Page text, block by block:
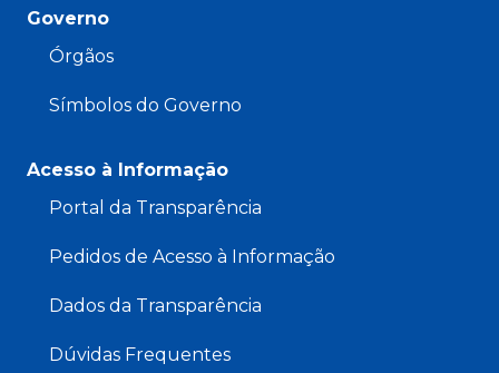
Governo
Órgãos
Símbolos do Governo
Acesso à Informação
Portal da Transparência
Pedidos de Acesso à Informação
Dados da Transparência
Dúvidas Frequentes